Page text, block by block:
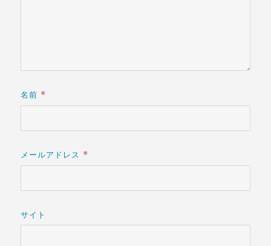
名前 *
メールアドレス *
サイト